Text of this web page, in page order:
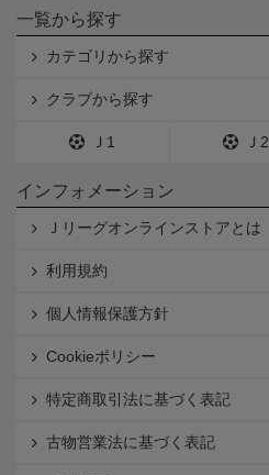
一覧から探す
カテゴリから探す
クラブから探す
Ｊ1 Ｊ2
インフォメーション
Ｊリーグオンラインストアとは
利用規約
個人情報保護方針
Cookieポリシー
特定商取引法に基づく表記
古物営業法に基づく表記